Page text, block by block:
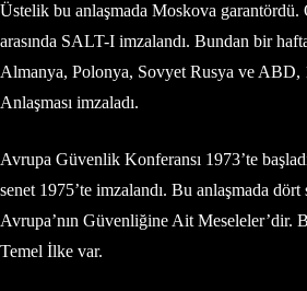
Üstelik bu anlaşmada Moskova
arasında SALT-I imzalandı. Bundan bir
Almanya, Polonya, Sovyet Rusya ve ABD,
Anlaşması imzaladı.
Avrupa Güvenlik Konferansı 1973’te
senet 1975’te imzalandı. Bu anlaşmada
Avrupa’nın Güvenliğine Ait Meseleler’dir.
Temel İlke var.